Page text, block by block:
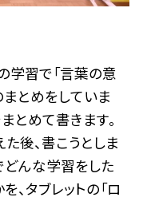
学習で「言葉の意
とめをしていま
とめて書きます。
後、書こうとしま
どんな学習をした
、タブレットの「ロ